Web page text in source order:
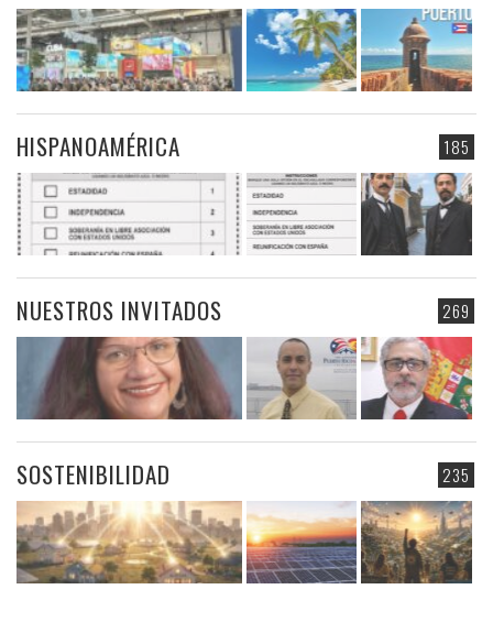
185
HISPANOAMÉRICA
269
NUESTROS INVITADOS
235
SOSTENIBILIDAD